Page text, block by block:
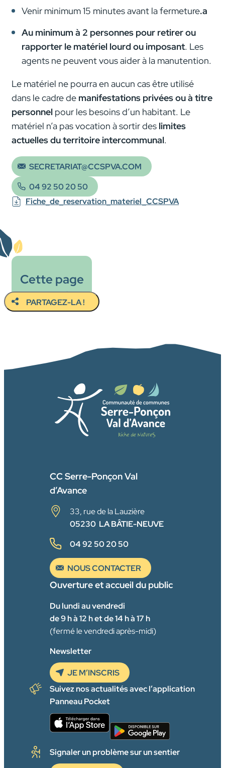
Venir minimum 15 minutes avant la fermeture.a
Au minimum à 2 personnes pour retirer ou
rapporter le matériel lourd ou imposant. Les
agents ne peuvent vous aider à la manutention.
Le matériel ne pourra en aucun cas être utilisé
dans le cadre de manifestations privées ou à titre
personnel pour les besoins d’un habitant. Le
matériel n’a pas vocation à sortir des limites
actuelles du territoire intercommunal.
SECRETARIAT@CCSPVA.COM
04 92 50 20 50
Fiche_de_reservation_materiel_CCSPVA
Cette page
vous a plu ?
PARTAGEZ-LA !
CC Serre-Ponçon Val
d’Avance
33, rue de la Lauzière
05230 LA BÂTIE-NEUVE
04 92 50 20 50
NOUS CONTACTER
Ouverture et accueil du public
Du lundi au vendredi
de 9 h à 12 h et de 14 h à 17 h
(fermé le vendredi après-midi)
Newsletter
JE M’INSCRIS
Suivez nos actualités avec l’application
Panneau Pocket
Signaler un problème sur un sentier